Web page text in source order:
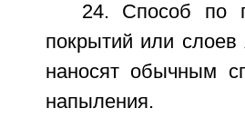
24. Способ по
покрытий или
наносят обычным
напыления.